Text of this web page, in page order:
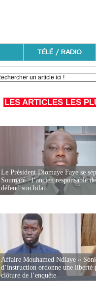
TÉLÉ / RADIO
LES ARTICLES LES
Le Président Diomaye Faye se
Soumaré : l’ancien responsable
défend son bilan
Affaire Mouhamed Ndiaye «
d’instruction ordonne une liberté
clôture de l’enquête